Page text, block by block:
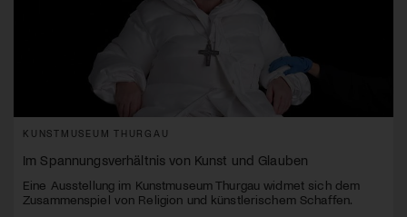
KUNSTMUSEUM THURGAU
Im Spannungsverhältnis von Kunst und Glauben
Eine Ausstellung im Kunstmuseum Thurgau widmet sich dem
Zusammenspiel von Religion und künstlerischem Schaffen.